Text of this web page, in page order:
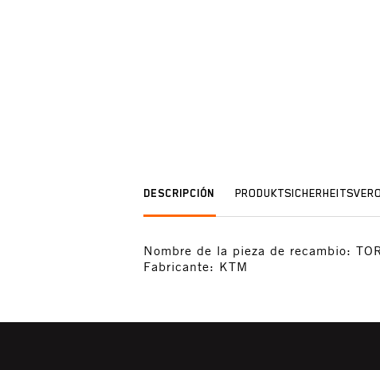
DESCRIPCIÓN
Nombre de la pieza de recambio:
Fabricante: KTM